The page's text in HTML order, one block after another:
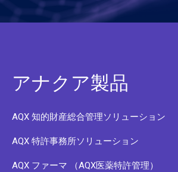
アナクア製品
AQX 知的財産総合管理ソリューション
AQX 特許事務所ソリューション
AQX ファーマ （AQX医薬特許管理）